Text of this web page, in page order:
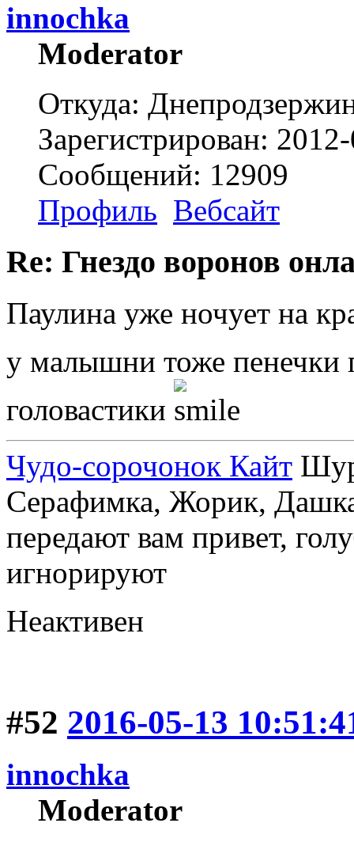
innochka
Moderator
Откуда:
Зарегистрирован:
Сообщений: 12909
Профиль Вебсайт
Re: Гнездо воронов
Паулина уже ночует на
у малышни тоже пенечки
головастики
Чудо-сорочонок Кайт
Серафимка, Жорик,
передают вам привет,
игнорируют
Неактивен
#52 2016-05-13
innochka
Moderator